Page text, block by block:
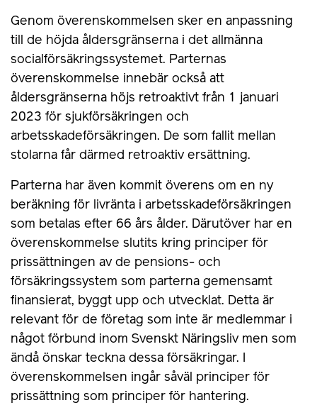
Genom överenskommelsen sker en anpassning
till de höjda åldersgränserna i det allmänna
socialförsäkringssystemet. Parternas
överenskommelse innebär också att
åldersgränserna höjs retroaktivt från 1 januari
2023 för sjukförsäkringen och
arbetsskadeförsäkringen. De som fallit mellan
stolarna får därmed retroaktiv ersättning.
Parterna har även kommit överens om en ny
beräkning för livränta i arbetsskadeförsäkringen
som betalas efter 66 års ålder. Därutöver har en
överenskommelse slutits kring principer för
prissättningen av de pensions- och
försäkringssystem som parterna gemensamt
finansierat, byggt upp och utvecklat. Detta är
relevant för de företag som inte är medlemmar i
något förbund inom Svenskt Näringsliv men som
ändå önskar teckna dessa försäkringar. I
överenskommelsen ingår såväl principer för
prissättning som principer för hantering.